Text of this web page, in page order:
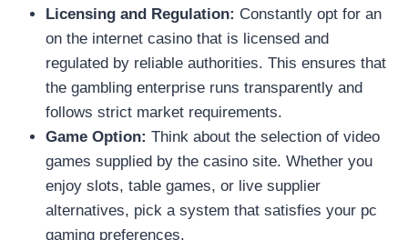
Licensing and Regulation: Constantly opt for an
on the internet casino that is licensed and
regulated by reliable authorities. This ensures that
the gambling enterprise runs transparently and
follows strict market requirements.
Game Option: Think about the selection of video
games supplied by the casino site. Whether you
enjoy slots, table games, or live supplier
alternatives, pick a system that satisfies your pc
gaming preferences.